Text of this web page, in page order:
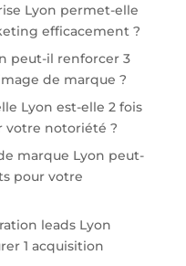
Lyon permet-elle
efficacement ?
peut-il renforcer 3
de marque ?
Lyon est-elle 2 fois
votre notoriété ?
marque Lyon peut-
pour votre
leads Lyon
1 acquisition